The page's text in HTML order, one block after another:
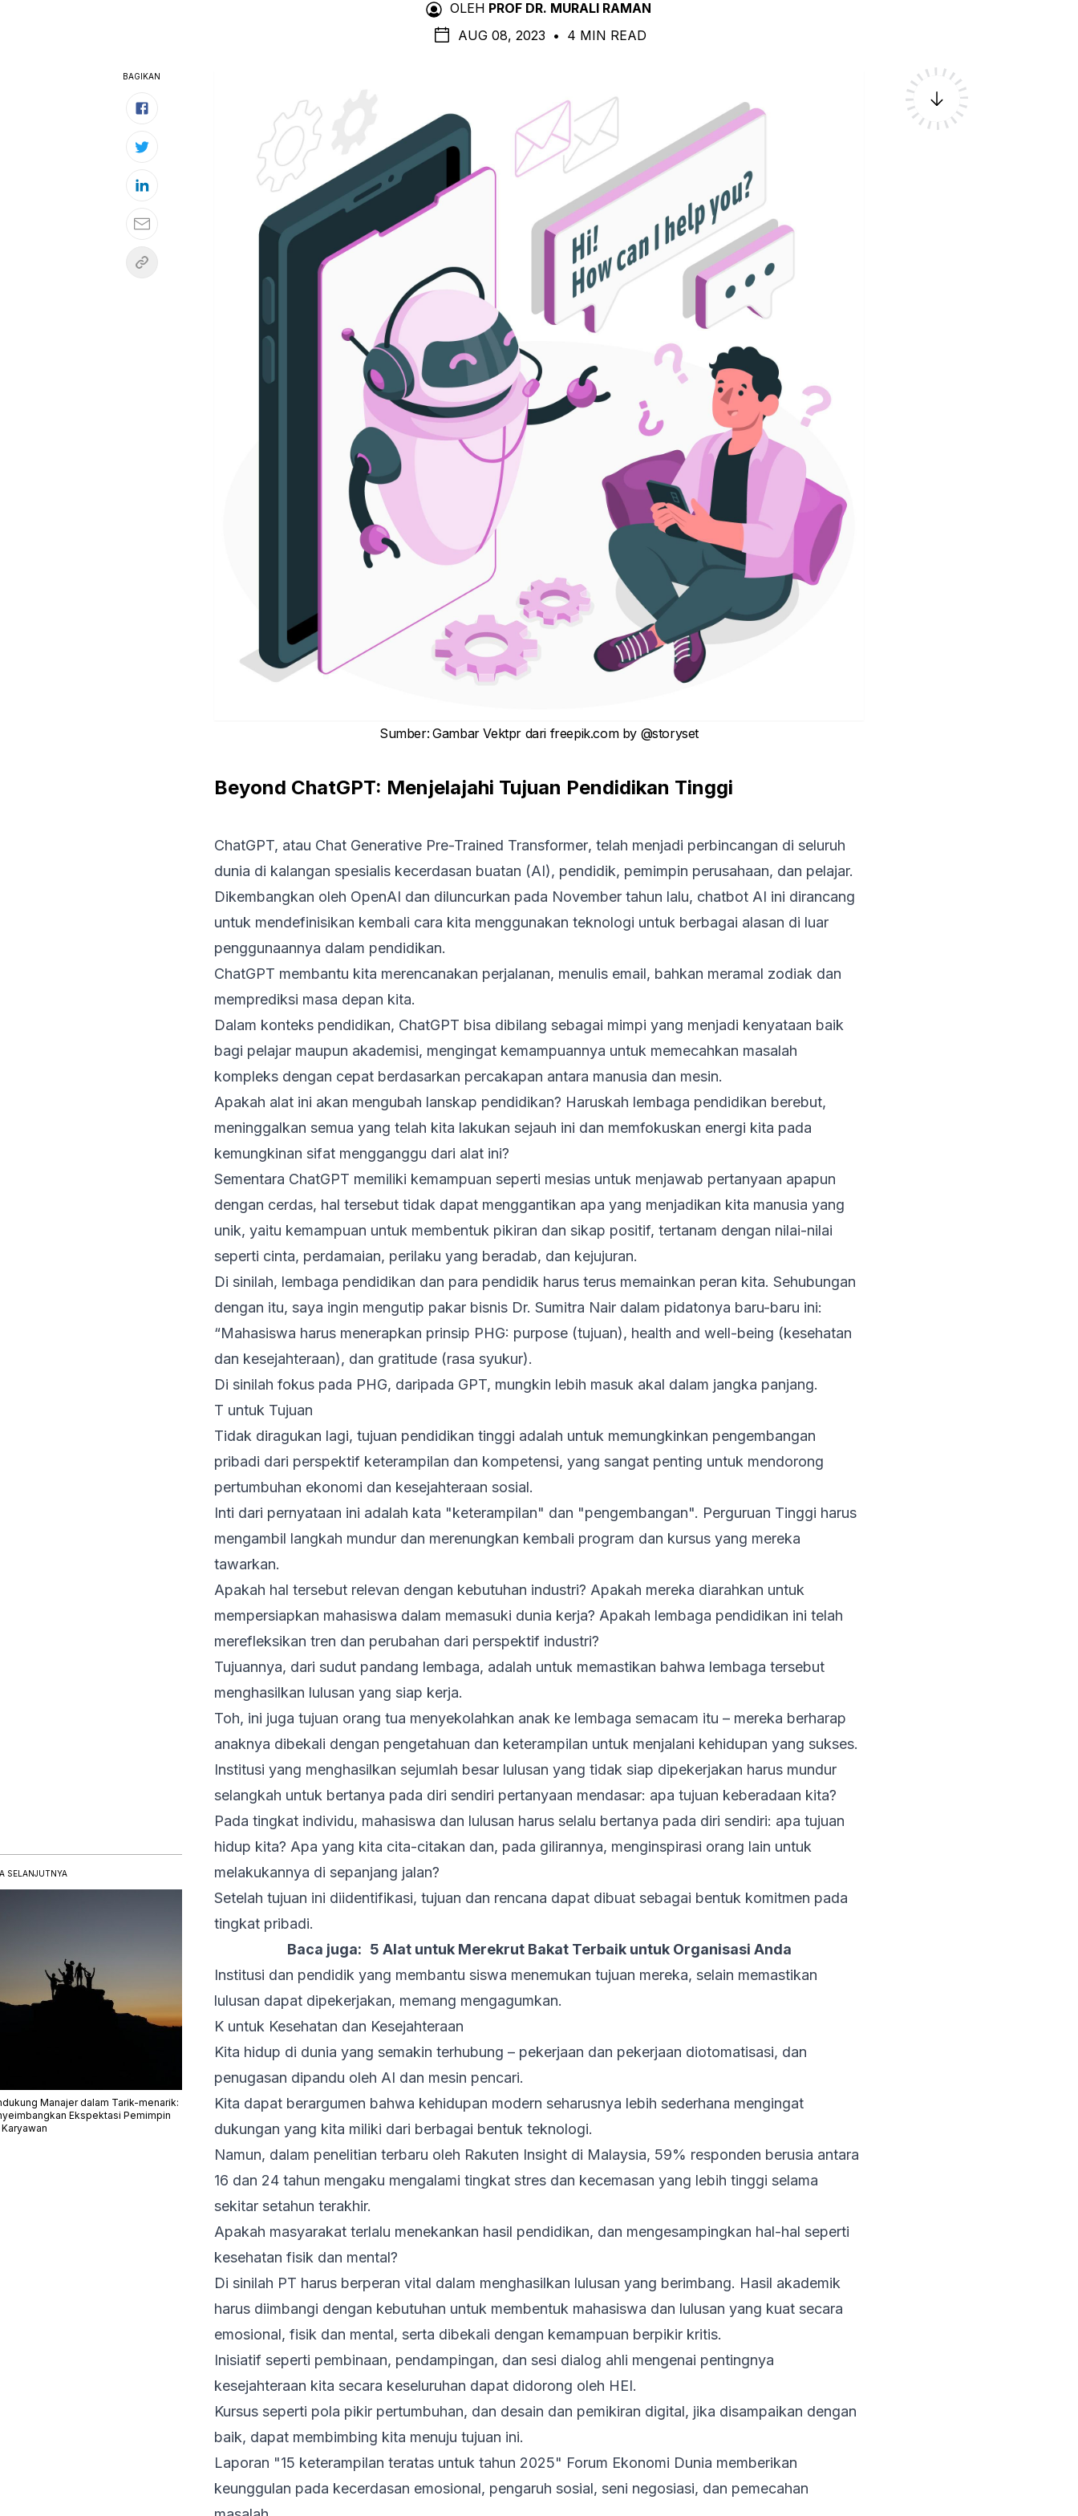
OLEH PROF DR. MURALI RAMAN
AUG 08, 2023 • 4 MIN READ
Sumber: Gambar Vektpr dari freepik.comby @storyset
Beyond ChatGPT: Menjelajahi Tujuan Pendidikan Tinggi
ChatGPT, atau Chat Generative Pre-Trained Transformer, telah menjadi perbincangan di seluruh
dunia di kalangan spesialis kecerdasan buatan (AI), pendidik, pemimpin perusahaan, dan pelajar.
Dikembangkan oleh OpenAI dan diluncurkan pada November tahun lalu, chatbot AI ini dirancang
untuk mendefinisikan kembali cara kita menggunakan teknologi untuk berbagai alasan di luar
penggunaannya dalam pendidikan.
ChatGPT membantu kita merencanakan perjalanan, menulis email, bahkan meramal zodiak dan
memprediksi masa depan kita.
Dalam konteks pendidikan, ChatGPT bisa dibilang sebagai mimpi yang menjadi kenyataan baik
bagi pelajar maupun akademisi, mengingat kemampuannya untuk memecahkan masalah
kompleks dengan cepat berdasarkan percakapan antara manusia dan mesin.
Apakah alat ini akan mengubah lanskap pendidikan? Haruskah lembaga pendidikan berebut,
meninggalkan semua yang telah kita lakukan sejauh ini dan memfokuskan energi kita pada
kemungkinan sifat mengganggu dari alat ini?
Sementara ChatGPT memiliki kemampuan seperti mesias untuk menjawab pertanyaan apapun
dengan cerdas, hal tersebut tidak dapat menggantikan apa yang menjadikan kita manusia yang
unik, yaitu kemampuan untuk membentuk pikiran dan sikap positif, tertanam dengan nilai-nilai
seperti cinta, perdamaian, perilaku yang beradab, dan kejujuran.
Di sinilah, lembaga pendidikan dan para pendidik harus terus memainkan peran kita. Sehubungan
dengan itu, saya ingin mengutip pakar bisnis Dr. Sumitra Nair dalam pidatonya baru-baru ini:
“Mahasiswa harus menerapkan prinsip PHG: purpose (tujuan), health and well-being (kesehatan
dan kesejahteraan), dan gratitude (rasa syukur).
Di sinilah fokus pada PHG, daripada GPT, mungkin lebih masuk akal dalam jangka panjang.
T untuk Tujuan
Tidak diragukan lagi, tujuan pendidikan tinggi adalah untuk memungkinkan pengembangan
pribadi dari perspektif keterampilan dan kompetensi, yang sangat penting untuk mendorong
pertumbuhan ekonomi dan kesejahteraan sosial.
Inti dari pernyataan ini adalah kata "keterampilan" dan "pengembangan". Perguruan Tinggi harus
mengambil langkah mundur dan merenungkan kembali program dan kursus yang mereka
tawarkan.
Apakah hal tersebut relevan dengan kebutuhan industri? Apakah mereka diarahkan untuk
mempersiapkan mahasiswa dalam memasuki dunia kerja? Apakah lembaga pendidikan ini telah
merefleksikan tren dan perubahan dari perspektif industri?
Tujuannya, dari sudut pandang lembaga, adalah untuk memastikan bahwa lembaga tersebut
menghasilkan lulusan yang siap kerja.
Toh, ini juga tujuan orang tua menyekolahkan anak ke lembaga semacam itu – mereka berharap
anaknya dibekali dengan pengetahuan dan keterampilan untuk menjalani kehidupan yang sukses.
Institusi yang menghasilkan sejumlah besar lulusan yang tidak siap dipekerjakan harus mundur
selangkah untuk bertanya pada diri sendiri pertanyaan mendasar: apa tujuan keberadaan kita?
Pada tingkat individu, mahasiswa dan lulusan harus selalu bertanya pada diri sendiri: apa tujuan
hidup kita? Apa yang kita cita-citakan dan, pada gilirannya, menginspirasi orang lain untuk
melakukannya di sepanjang jalan?
Setelah tujuan ini diidentifikasi, tujuan dan rencana dapat dibuat sebagai bentuk komitmen pada
tingkat pribadi.
Baca juga: 5 Alat untuk Merekrut Bakat Terbaik untuk Organisasi Anda
Institusi dan pendidik yang membantu siswa menemukan tujuan mereka, selain memastikan
lulusan dapat dipekerjakan, memang mengagumkan.
K untuk Kesehatan dan Kesejahteraan
Kita hidup di dunia yang semakin terhubung – pekerjaan dan pekerjaan diotomatisasi, dan
penugasan dipandu oleh AI dan mesin pencari.
Kita dapat berargumen bahwa kehidupan modern seharusnya lebih sederhana mengingat
dukungan yang kita miliki dari berbagai bentuk teknologi.
Namun, dalam penelitian terbaru oleh Rakuten Insight di Malaysia, 59% responden berusia antara
16 dan 24 tahun mengaku mengalami tingkat stres dan kecemasan yang lebih tinggi selama
sekitar setahun terakhir.
Apakah masyarakat terlalu menekankan hasil pendidikan, dan mengesampingkan hal-hal seperti
kesehatan fisik dan mental?
Di sinilah PT harus berperan vital dalam menghasilkan lulusan yang berimbang. Hasil akademik
harus diimbangi dengan kebutuhan untuk membentuk mahasiswa dan lulusan yang kuat secara
emosional, fisik dan mental, serta dibekali dengan kemampuan berpikir kritis.
Inisiatif seperti pembinaan, pendampingan, dan sesi dialog ahli mengenai pentingnya
kesejahteraan kita secara keseluruhan dapat didorong oleh HEI.
Kursus seperti pola pikir pertumbuhan, dan desain dan pemikiran digital, jika disampaikan dengan
baik, dapat membimbing kita menuju tujuan ini.
Laporan "15 keterampilan teratas untuk tahun 2025" Forum Ekonomi Dunia memberikan
keunggulan pada kecerdasan emosional, pengaruh sosial, seni negosiasi, dan pemecahan
SELANJUTNYA
Manajer dalam Tarik-menarik:
Ekspektasi Pemimpin
BAGIKAN